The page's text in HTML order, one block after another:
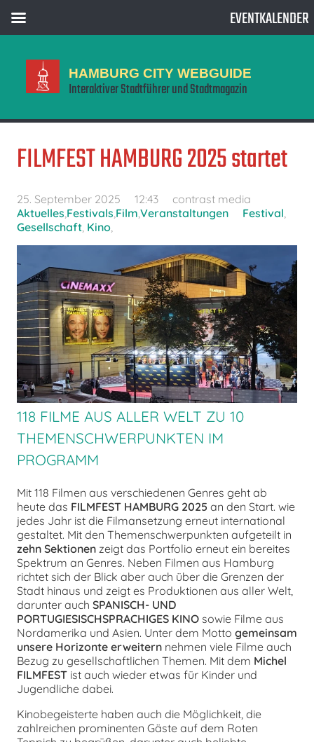
HAMBURG CITY WEBGUIDE
Interaktiver Stadtführer und Stadtmagazin
FILMFEST HAMBURG 2025 startet
25. September 2025 12:43
contrast media
Aktuelles Festivals Film Veranstaltungen Festival
Gesellschaft Kino
118 FILME AUS ALLER WELT ZU 10
THEMENSCHWERPUNKTEN IM
PROGRAMM
Mit 118 Filmen aus verschiedenen Genres geht ab
heute das FILMFEST HAMBURG 2025 an den Start. wie
jedes Jahr ist die Filmansetzung erneut international
gestaltet. Mit den Themenschwerpunkten aufgeteilt in
zehn Sektionen zeigt das Portfolio erneut ein bereites
Spektrum an Genres. Neben Filmen aus Hamburg
richtet sich der Blick aber auch über die Grenzen der
Stadt hinaus und zeigt es Produktionen aus aller Welt,
darunter auch SPANISCH- UND
PORTUGIESISCHSPRACHIGES KINO sowie Filme aus
Nordamerika und Asien. Unter dem Motto gemeinsam
unsere Horizonte erweitern nehmen viele Filme auch
Bezug zu gesellschaftlichen Themen. Mit dem Michel
FILMFEST ist auch wieder etwas für Kinder und
Jugendliche dabei.
Kinobegeisterte haben auch die Möglichkeit, die
zahlreichen prominenten Gäste auf dem Roten
EVENTKALENDER